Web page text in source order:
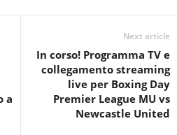
a
Next article
In corso! Programma TV e
collegamento streaming
live per Boxing Day
Premier League MU vs
Newcastle United